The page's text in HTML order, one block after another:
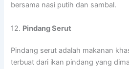
bersama nasi putih dan sambal.
12. Pindang Serut
Pindang serut adalah makanan
terbuat dari ikan pindang yang